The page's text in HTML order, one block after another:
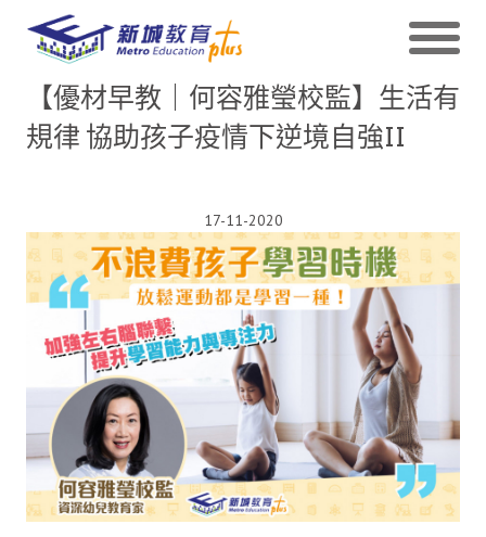
【優材早教｜何容雅瑩校監】生活有
規律 協助孩子疫情下逆境自強II
17-11-2020